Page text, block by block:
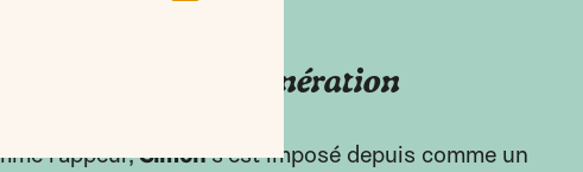
de la nouvelle génération
rappeur,Simons’est imposé depuis comme un